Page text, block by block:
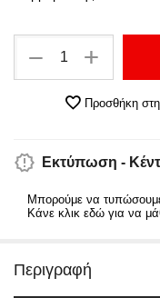
+
−
Προσθήκη
Εκτύπωση -
Μπορούμε να
Κάνε κλικ εδώ για να
Περιγραφή